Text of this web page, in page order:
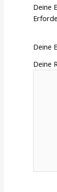
Deine
Deine
Deine